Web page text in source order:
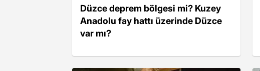
Düzce deprem bölgesi mi? Kuzey
Anadolu fay hattı üzerinde Düzce
var mı?